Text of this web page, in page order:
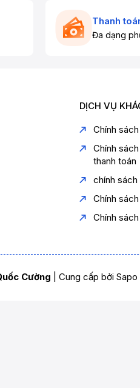
Thanh
Đa dạng
DỊCH VỤ
Chính
Chính
thanh toán
chính sách
Chính
Chính
Cường Cung cấp bởi Sapo